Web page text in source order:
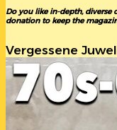
Do you like in-depth, diverse
donation to keep the
Vergessene